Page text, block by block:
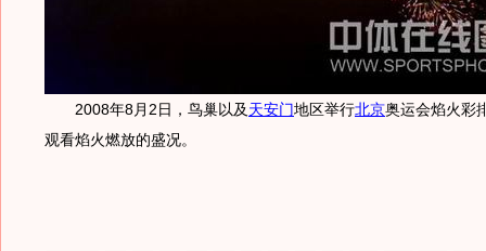
2008年8月2日，鸟巢以及天安门地区举行北京奥运会焰火彩
观看焰火燃放的盛况。